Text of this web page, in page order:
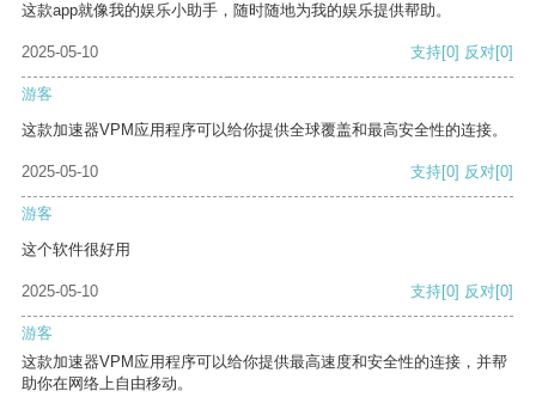
这款app就像我的娱乐小助手，随时随地为我的娱乐提供帮助。
2025-05-10 支持[0] 反对[0]
游客
这款加速器VPM应用程序可以给你提供全球覆盖和最高安全性的连接。
2025-05-10 支持[0] 反对[0]
游客
这个软件很好用
2025-05-10 支持[0] 反对[0]
游客
这款加速器VPM应用程序可以给你提供最高速度和安全性的连接，并帮
助你在网络上自由移动。